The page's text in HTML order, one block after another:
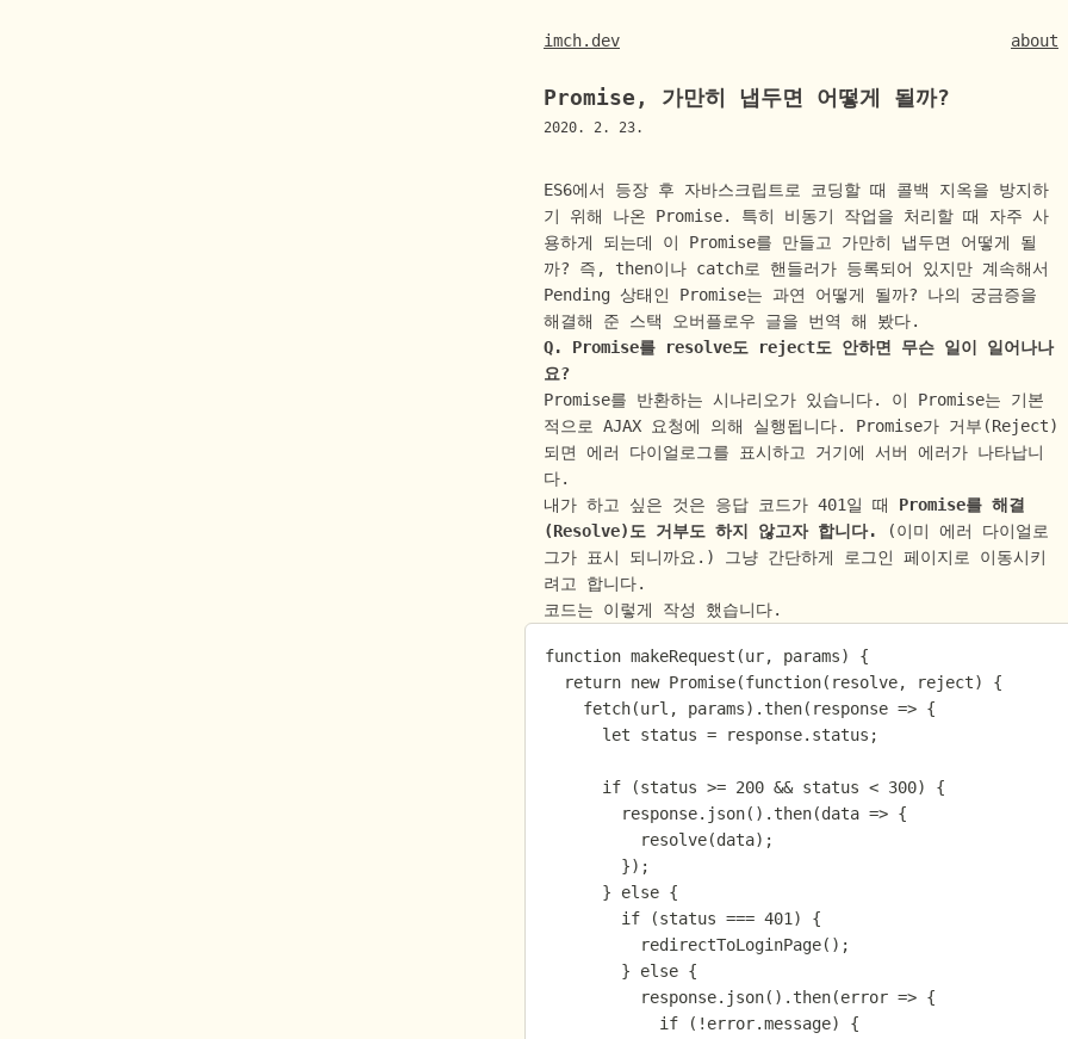
imch.dev about
Promise, 가만히 냅두면 어떻게 될까?
2020. 2. 23.
ES6에서 등장 후 자바스크립트로 코딩할 때 콜백 지옥을 방지하
기 위해 나온 Promise. 특히 비동기 작업을 처리할 때 자주 사
용하게 되는데 이 Promise를 만들고 가만히 냅두면 어떻게 될
까? 즉, then이나 catch로 핸들러가 등록되어 있지만 계속해서
Pending 상태인 Promise는 과연 어떻게 될까? 나의 궁금증을
해결해 준 스택 오버플로우 글을 번역 해 봤다.
Q. Promise를 resolve도 reject도 안하면 무슨 일이 일어나나
요?
Promise를 반환하는 시나리오가 있습니다. 이 Promise는 기본
적으로 AJAX 요청에 의해 실행됩니다. Promise가 거부(Reject)
되면 에러 다이얼로그를 표시하고 거기에 서버 에러가 나타납니
다.
내가 하고 싶은 것은 응답 코드가 401일 때 Promise를 해결
(Resolve)도 거부도 하지 않고자 합니다.
(이미 에러 다이얼로
그가 표시 되니까요.) 그냥 간단하게 로그인 페이지로 이동시키
려고 합니다.
코드는 이렇게 작성 했습니다.
function makeRequest(ur, params) {
  return new Promise(function(resolve, reject) {
    fetch(url, params).then(response => {
      let status = response.status;
      if (status >= 200 && status < 300) {
        response.json().then(data => {
          resolve(data);
        });
      } else {
        if (status === 401) {
          redirectToLoginPage();
        } else {
          response.json().then(error => {
            if (!error.message) {